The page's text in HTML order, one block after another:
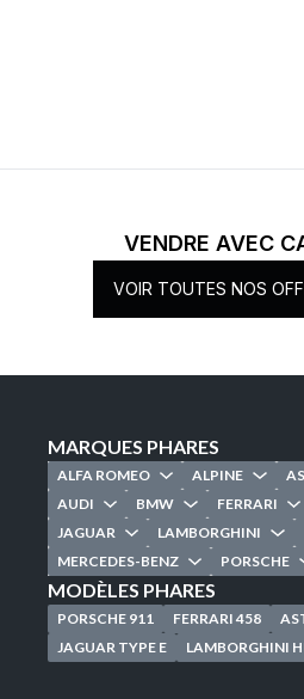
VENDRE AVEC
VOIR TOUTES NOS
MARQUES PHARES
ALFA ROMEO ALPINE
AUDI
BMW FERRARI
JAGUAR
LAMBORGHINI
MERCEDES-BENZ
PORSCHE
MODÈLES PHARES
PORSCHE 911 FERRARI 458
JAGUAR TYPE E
LAMBORGHINI